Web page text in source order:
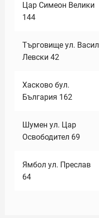
Цар Симеон Велики
144
Търговище ул. Васил
Левски 42
Хасково бул.
България 162
Шумен ул. Цар
Освободител 69
Ямбол ул. Преслав
64